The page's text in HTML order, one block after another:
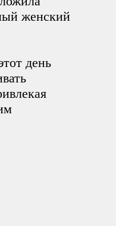
женский
день